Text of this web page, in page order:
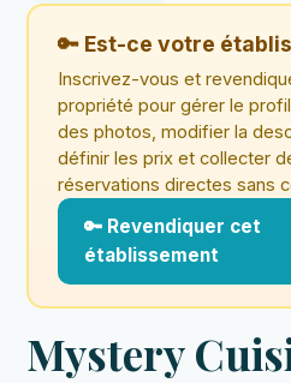
🔑 Est-ce votre
Inscrivez-vous et
propriété pour gérer le
des photos, modifier la
définir les prix et collecter
réservations directes sans
🔑 Revendiquer cet
établissement
Mystery